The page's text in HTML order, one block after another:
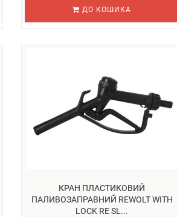
ДО КОШИКА
КРАН ПЛАСТИКОВИЙ
ПАЛИВОЗАПРАВНИЙ REWOLT WITH
LOCK RE SL...